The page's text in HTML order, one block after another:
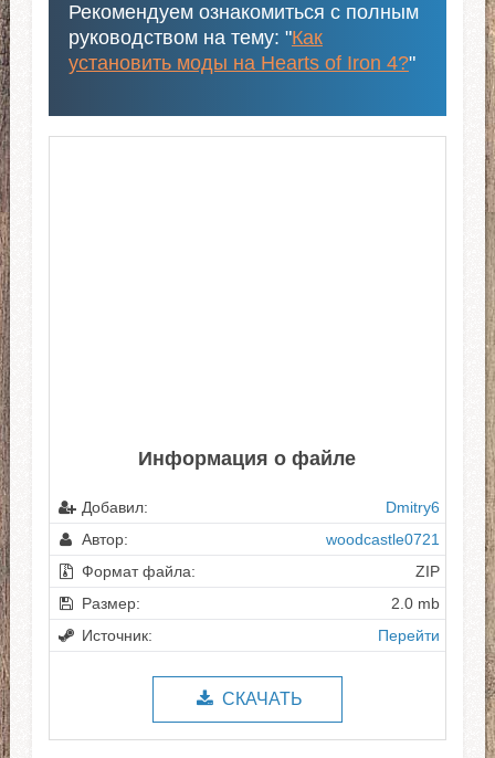
Рекомендуем ознакомиться с полным
руководством на тему: "Как
установить моды на Hearts of Iron 4?"
Информация о файле
Добавил:
Dmitry6
Автор:
woodcastle0721
Формат файла:
ZIP
Размер:
2.0 mb
Источник:
Перейти
СКАЧАТЬ